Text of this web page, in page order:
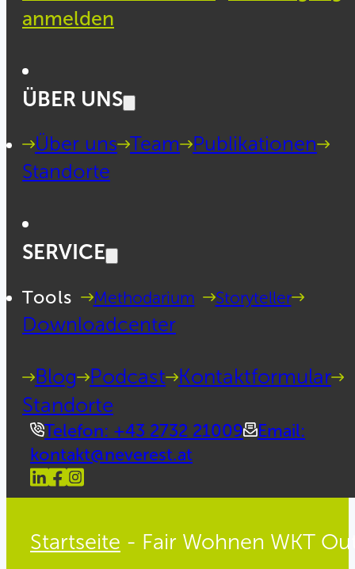
anmelden
ÜBER UNS
Über uns Team
Publikationen
Standorte
SERVICE
Tools Methodarium Storyteller
Downloadcenter
Blog Podcast Kontaktformular
Standorte
Telefon: +43 2732 21009
Email:
kontakt@neverest.at
Startseite - Fair Wohnen WKT